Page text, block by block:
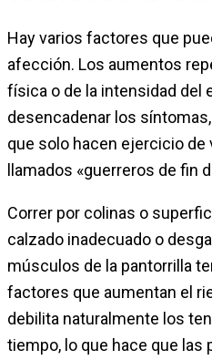
Hay varios factores que
afección. Los aumentos
física o de la intensidad del
desencadenar los
que solo hacen ejercicio de
llamados «guerreros de fin
Correr por colinas o
calzado inadecuado o
músculos de la pantorrilla
factores que aumentan el
debilita naturalmente los
tiempo, lo que hace que las